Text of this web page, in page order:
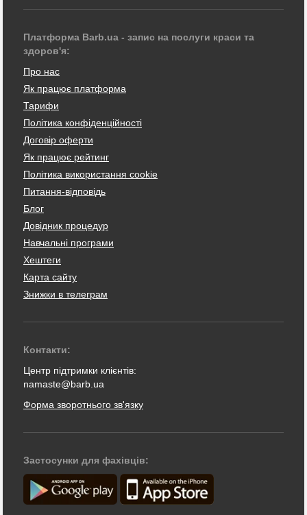
Платформа Barb.ua - запис на послуги краси та
здоров'я:
Про нас
Як працює платформа
Тарифи
Політика конфіденційності
Договір оферти
Як працює рейтинг
Політика використання cookie
Питання-відповідь
Блог
Довідник процедур
Навчальні програми
Хештеги
Карта сайту
Знижки в телеграм
Контакти:
Центр підтримки клієнтів:
namaste@barb.ua
Форма зворотнього зв'язку
Застосунки для фахівців: